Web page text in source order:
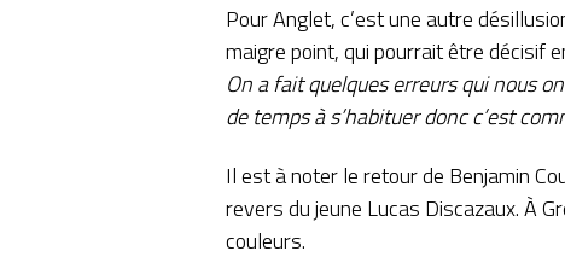
Pour Anglet, c’est une autre
maigre point, qui pourrait être décisif
On a fait quelques erreurs qui nous
de temps à s’habituer donc c’est
Il est à noter le retour de Benjamin
revers du jeune Lucas Discazaux. À
couleurs.